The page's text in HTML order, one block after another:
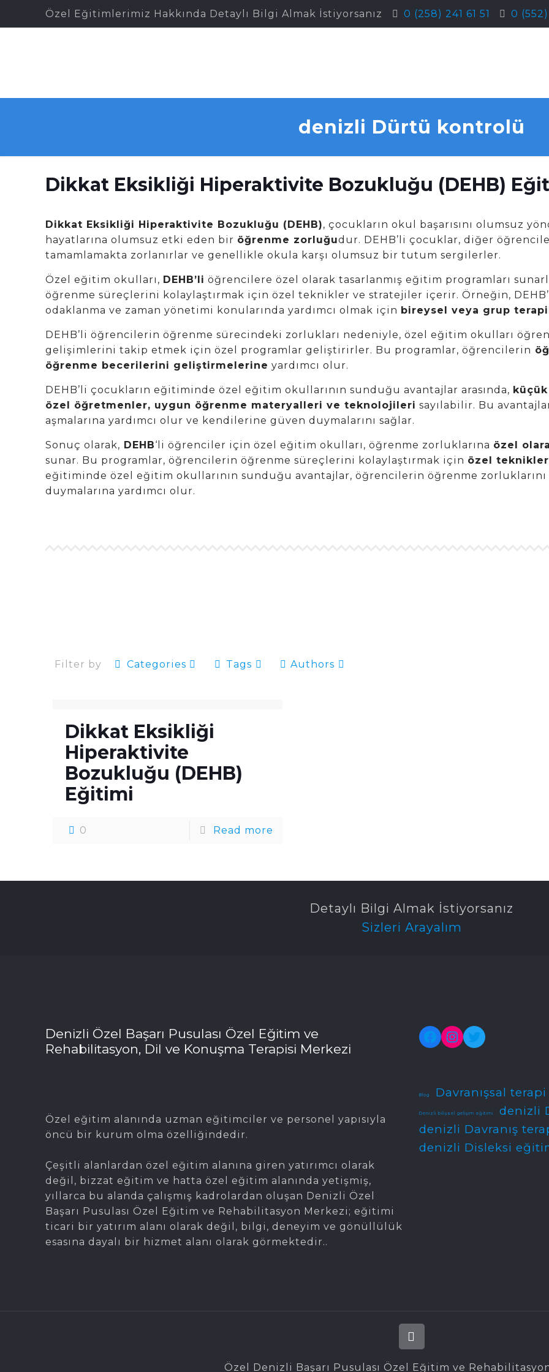
Özel Eğitimlerimiz Hakkında Detaylı Bilgi Almak İstiyorsanız 0 (258) 241 61 51 0
denizli Dürtü kontrolü
Dikkat Eksikliği Hiperaktivite Bozukluğu (DEHB)
Dikkat Eksikliği Hiperaktivite Bozukluğu (DEHB), çocukların okul başarısını olumsuz
hayatlarına olumsuz etki eden bir öğrenme zorluğudur. DEHB’li çocuklar, diğer
tamamlamakta zorlanırlar ve genellikle okula karşı olumsuz bir tutum sergilerler.
Özel eğitim okulları, DEHB’li öğrencilere özel olarak tasarlanmış eğitim programları
öğrenme süreçlerini kolaylaştırmak için özel teknikler ve stratejiler içerir. Örneğin,
odaklanma ve zaman yönetimi konularında yardımcı olmak için bireysel veya grup
DEHB’li öğrencilerin öğrenme sürecindeki zorlukları nedeniyle, özel eğitim okulları
gelişimlerini takip etmek için özel programlar geliştirirler. Bu programlar, öğrencilerin
öğrenme becerilerini geliştirmelerine yardımcı olur.
DEHB’li çocukların eğitiminde özel eğitim okullarının sunduğu avantajlar arasında,
özel öğretmenler, uygun öğrenme materyalleri ve teknolojileri sayılabilir. Bu
aşmalarına yardımcı olur ve kendilerine güven duymalarını sağlar.
Sonuç olarak, DEHB‘li öğrenciler için özel eğitim okulları, öğrenme zorluklarına özel
sunar. Bu programlar, öğrencilerin öğrenme süreçlerini kolaylaştırmak için özel
eğitiminde özel eğitim okullarının sunduğu avantajlar, öğrencilerin öğrenme
duymalarına yardımcı olur.
Filter by Categories Tags Authors
Dikkat Eksikliği
Hiperaktivite
Bozukluğu (DEHB)
Eğitimi
0 Read more
Detaylı Bilgi Almak İstiyorsanız
Sizleri Arayalım
Denizli Özel Başarı Pusulası Özel Eğitim ve
Rehabilitasyon, Dil ve Konuşma Terapisi Merkezi
Özel eğitim alanında uzman eğitimciler ve personel yapısıyla
öncü bir kurum olma özelliğindedir.
Çeşitli alanlardan özel eğitim alanına giren yatırımcı olarak
değil, bizzat eğitim ve hatta özel eğitim alanında yetişmiş,
yıllarca bu alanda çalışmış kadrolardan oluşan Denizli Özel
Başarı Pusulası Özel Eğitim ve Rehabilitasyon Merkezi; eğitimi
ticari bir yatırım alanı olarak değil, bilgi, deneyim ve gönüllülük
esasına dayalı bir hizmet alanı olarak görmektedir..
Facebook
Instagram
Twitter
Blog Davranışsal terapi
Denizli bilişsel gelişim eğitimi
denizli
denizli Davranış
denizli Disleksi
Özel Denizli Başarı Pusulası Özel Eğitim ve